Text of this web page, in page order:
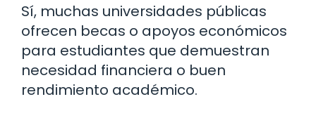
Sí, muchas universidades públicas
ofrecen becas o apoyos económicos
para estudiantes que demuestran
necesidad financiera o buen
rendimiento académico.